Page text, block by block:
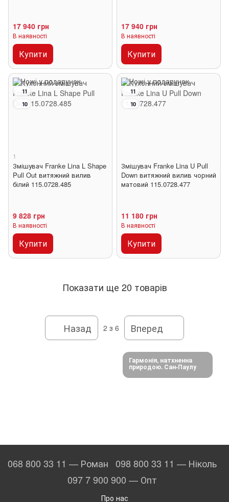
17 940 грн
В наявності
Купити
17 940 грн
В наявності
Купити
11
10
1
Змішувач Franke Lina L Shape
Pull Out витяжний вилив
білий 115.0728.485
9 828 грн
В наявності
Купити
11
10
Змішувач Franke Lina U Pull
Down витяжний вилив чорний
матовий 115.0728.477
11 180 грн
В наявності
Купити
Показати ще 20 товарів
Назад 2 з 6 Вперед
Гармонія, натхненна
природою. Сан-Паулу
068 800 33 11 — Роман 098 800 33 11 — Ніколь
097 7 900 900 — Опт
Про нас